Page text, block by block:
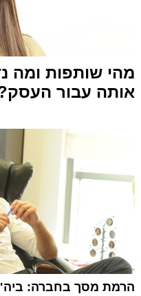
מהי שותפות ומה
אותה עבור
הרמת מסך בחברה: